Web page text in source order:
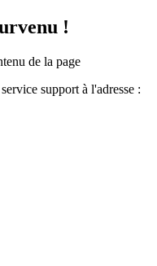
!
de la page
support à l'adresse :